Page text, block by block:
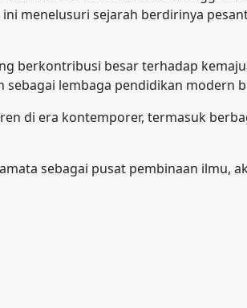
menelusuri sejarah berdirinya
berkontribusi besar terhadap
lembaga pendidikan modern
di era kontemporer, termasuk
sebagai pusat pembinaan ilmu,